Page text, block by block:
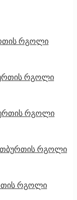
რგოლი
რგოლი
რგოლი
რგოლი
რგოლი